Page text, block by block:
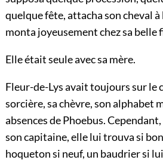
quelque fête, attacha son cheval
monta joyeusement chez sa belle
Elle était seule avec sa mère.
Fleur-de-Lys avait toujours sur le
sorcière, sa chèvre, son alphabet
absences de Phoebus.
son capitaine, elle lui trouva si
hoqueton si neuf, un baudrier si